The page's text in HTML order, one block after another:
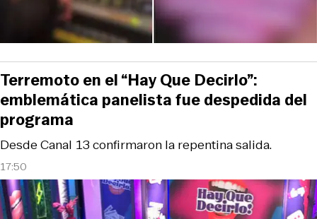
17:50
Desde Canal 13 confirmaron la repentina salida.
Terremoto en el “Hay Que Decirlo”:
emblemática panelista fue despedida del
programa